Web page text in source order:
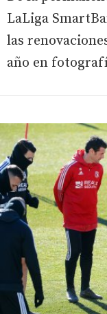
LaLiga
las
año en